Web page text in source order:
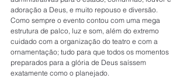
adoração a Deus, e muito repouso e diversão.
Como sempre o evento contou com uma mega
estrutura de palco, luz e som, além do extremo
cuidado com a organização do teatro e com a
ornamentação; tudo para que todos os momentos
preparados para a glória de Deus saíssem
exatamente como o planejado.